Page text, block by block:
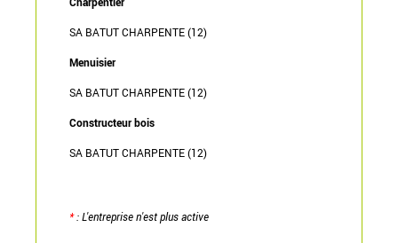
SA BATUT CHARPENTE (12)
Menuisier
SA BATUT CHARPENTE (12)
Constructeur bois
SA BATUT CHARPENTE (12)
*: L'entreprise n'est plus active